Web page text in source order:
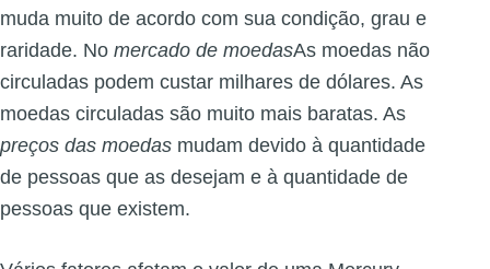
muda muito de acordo com sua condição, grau e
raridade. No mercado de moedasAs moedas não
circuladas podem custar milhares de dólares. As
moedas circuladas são muito mais baratas. As
preços das moedas mudam devido à quantidade
de pessoas que as desejam e à quantidade de
pessoas que existem.